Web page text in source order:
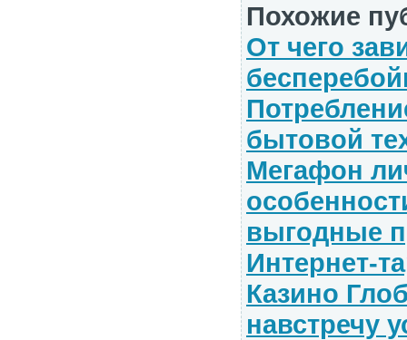
Похожие
От чего
бытовой
Мегафон
выгодные
Интернет-
Казино
навстречу